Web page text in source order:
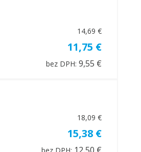
14,69 €
11,75 €
bez DPH: 9,55 €
18,09 €
15,38 €